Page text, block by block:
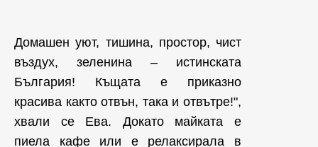
Домашен уют, тишина, простор, чист
въздух, зеленина – истинската
България! Къщата е приказно
красива както отвън, така и отвътре!",
хвали се Ева. Докато майката е
пиела кафе или е релаксирала в